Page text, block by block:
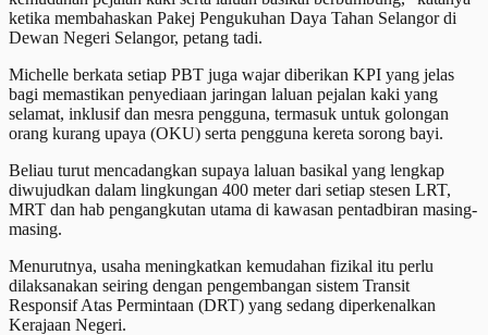
ketika membahaskan Pakej Pengukuhan Daya Tahan Selangor di
Dewan Negeri Selangor, petang tadi.
Michelle berkata setiap PBT juga wajar diberikan KPI yang jelas
bagi memastikan penyediaan jaringan laluan pejalan kaki yang
selamat, inklusif dan mesra pengguna, termasuk untuk golongan
orang kurang upaya (OKU) serta pengguna kereta sorong bayi.
Beliau turut mencadangkan supaya laluan basikal yang lengkap
diwujudkan dalam lingkungan 400 meter dari setiap stesen LRT,
MRT dan hab pengangkutan utama di kawasan pentadbiran masing-
masing.
Menurutnya, usaha meningkatkan kemudahan fizikal itu perlu
dilaksanakan seiring dengan pengembangan sistem Transit
Responsif Atas Permintaan (DRT) yang sedang diperkenalkan
Kerajaan Negeri.